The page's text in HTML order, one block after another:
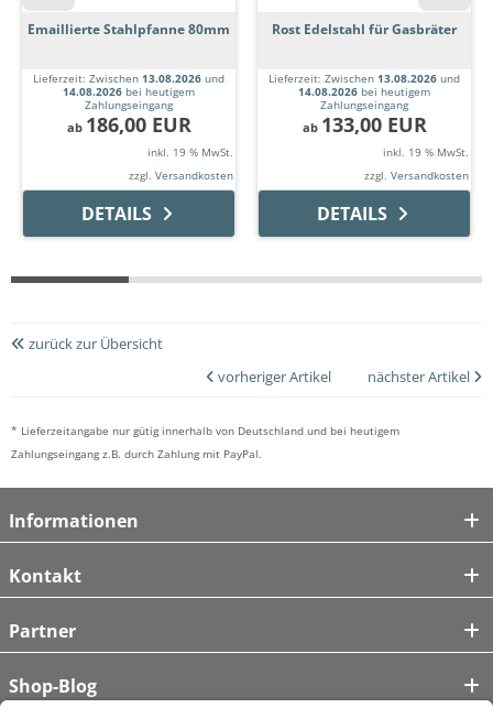
Emaillierte Stahlpfanne 80mm
Lieferzeit: Zwischen 13.08.2026 und
14.08.2026 bei heutigem
Zahlungseingang
ab 186,00 EUR
inkl. 19 % MwSt.
zzgl. Versandkosten
DETAILS
Rost Edelstahl für Gasbräter
Lieferzeit: Zwischen 13.08.2026 und
14.08.2026 bei heutigem
Zahlungseingang
ab 133,00 EUR
inkl. 19 % MwSt.
zzgl. Versandkosten
DETAILS
zurück zur Übersicht
vorheriger Artikel
nächster Artikel
* Lieferzeitangabe nur gütig innerhalb von Deutschland und bei heutigem
Zahlungseingang z.B. durch Zahlung mit PayPal.
Informationen
Shop-Blog
Partner
Kontakt